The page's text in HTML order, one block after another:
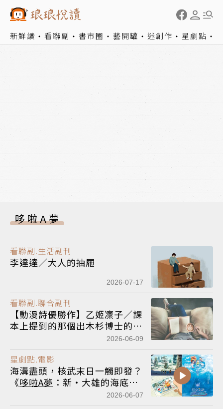
新鮮讀 看聯副 書市圈 藝開罐 迷創作 星劇點
哆啦A夢
看聯副.生活副刊
李達達／大人的抽屜
2026-07-17
看聯副.聯合副刊
【動漫詩優勝作】乙姬凜子／課
本上提到的那個出木杉博士的獨
2026-06-09
星劇點.電影
海溝盡頭，核武末日一觸即發？
《哆啦A夢 ：新‧大雄的海底鬼
2026-06-07